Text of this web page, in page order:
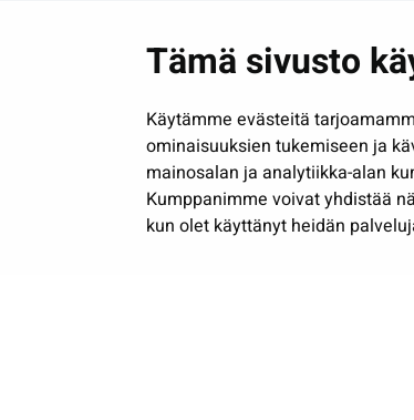
Tämä sivusto
Käytämme evästeitä
ominaisuuksien tukemiseen ja
mainosalan ja analytiikka-alan
Kumppanimme voivat yhdistää
kun olet käyttänyt heidän